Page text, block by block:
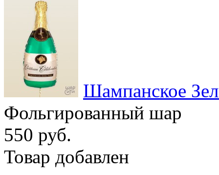
Шампанское
Фольгированный шар
550 руб.
Товар добавлен